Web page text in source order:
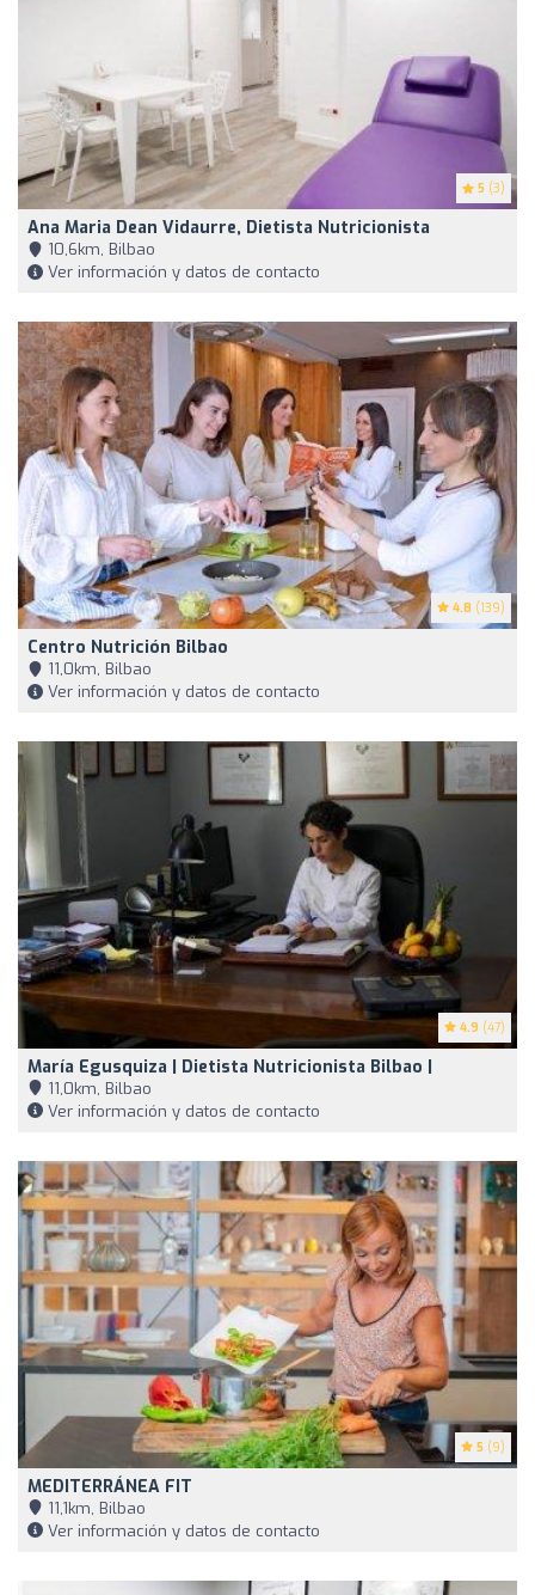
5 (3)
Ana Maria Dean Vidaurre, Dietista Nutricionista
10,6km, Bilbao
Ver información y datos de contacto
4.8 (139)
Centro Nutrición Bilbao
11,0km, Bilbao
Ver información y datos de contacto
4.9 (47)
María Egusquiza | Dietista Nutricionista Bilbao |
11,0km, Bilbao
Ver información y datos de contacto
5 (9)
MEDITERRÁNEA FIT
11,1km, Bilbao
Ver información y datos de contacto